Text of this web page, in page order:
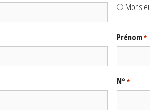
Prénom*
N° *